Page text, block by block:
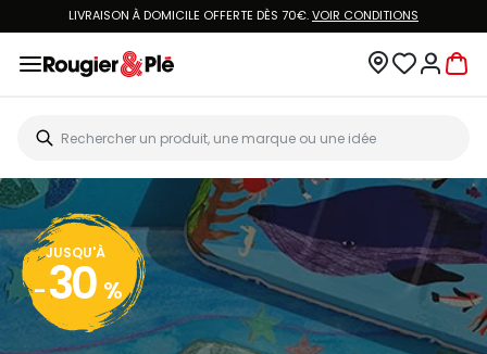
LIVRAISON À DOMICILE OFFERTE DÈS 70€.VOIR CONDITIONS
JUSQU'À
- 30 %